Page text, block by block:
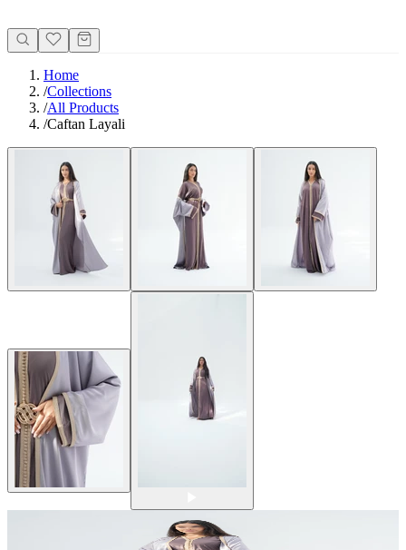
Home
/Collections
/All Products
/Caftan Layali